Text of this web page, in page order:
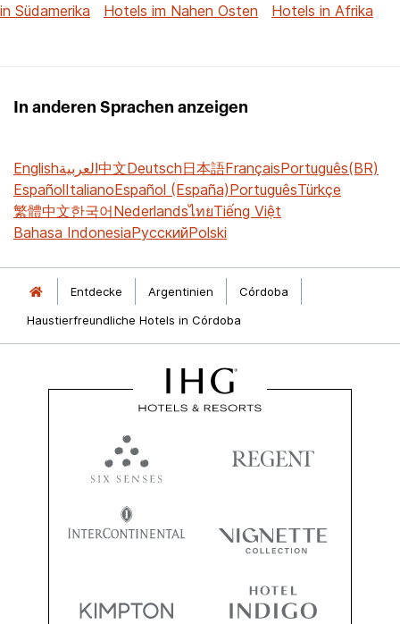
in Südamerika
Hotels im Nahen Osten Hotels in Afrika
In anderen Sprachen anzeigen
Englishالعربية中文Deutsch日本語FrançaisPortuguês(BR)
EspañolItalianoEspañol (España)PortuguêsTürkçe
繁體中文한국어NederlandsไทยTiếng Việt
Bahasa IndonesiaРусскийPolski
Entdecke Argentinien
Córdoba
Haustierfreundliche Hotels in Córdoba